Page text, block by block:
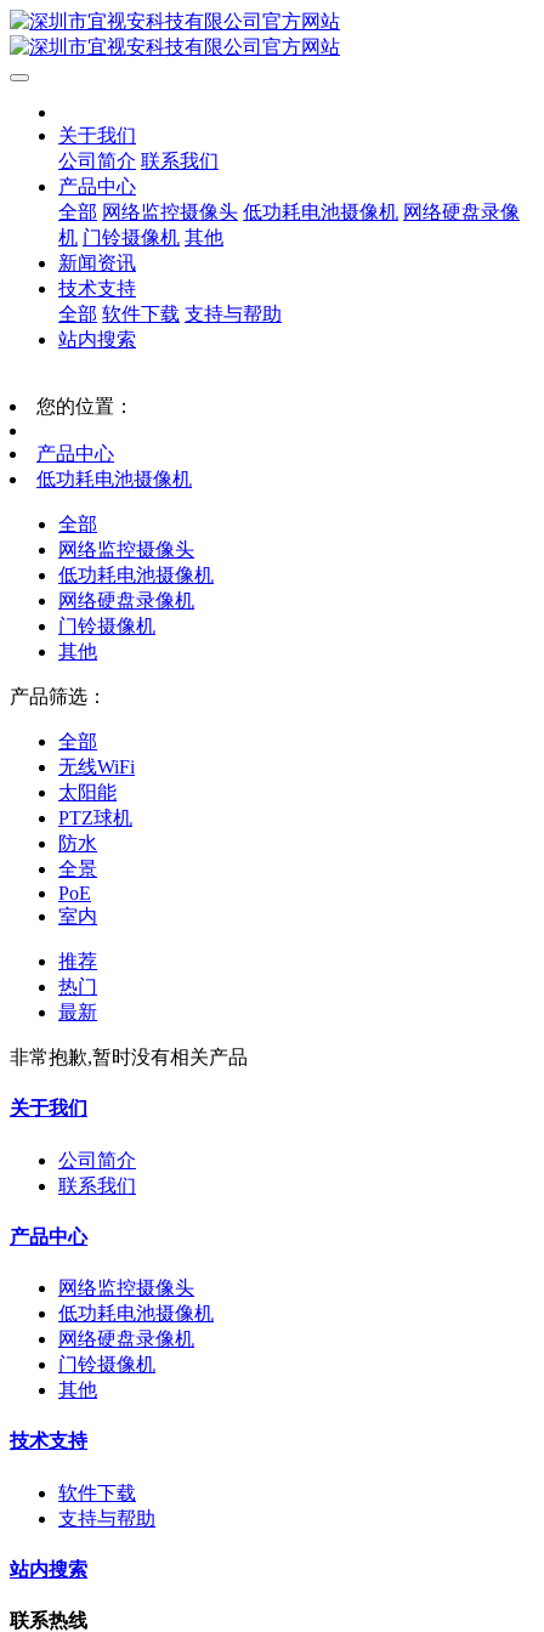
关于我们
公司简介 联系我们
产品中心
全部 网络监控摄像头 低功耗电池摄像机 网络硬盘录像
机 门铃摄像机 其他
新闻资讯
技术支持
全部 软件下载 支持与帮助
站内搜索
您的位置：
产品中心
低功耗电池摄像机
全部
网络监控摄像头
低功耗电池摄像机
网络硬盘录像机
门铃摄像机
其他
产品筛选：
全部
无线WiFi
太阳能
PTZ球机
防水
全景
PoE
室内
推荐
热门
最新
非常抱歉,暂时没有相关产品
关于我们
公司简介
联系我们
产品中心
网络监控摄像头
低功耗电池摄像机
网络硬盘录像机
门铃摄像机
其他
技术支持
软件下载
支持与帮助
站内搜索
联系热线